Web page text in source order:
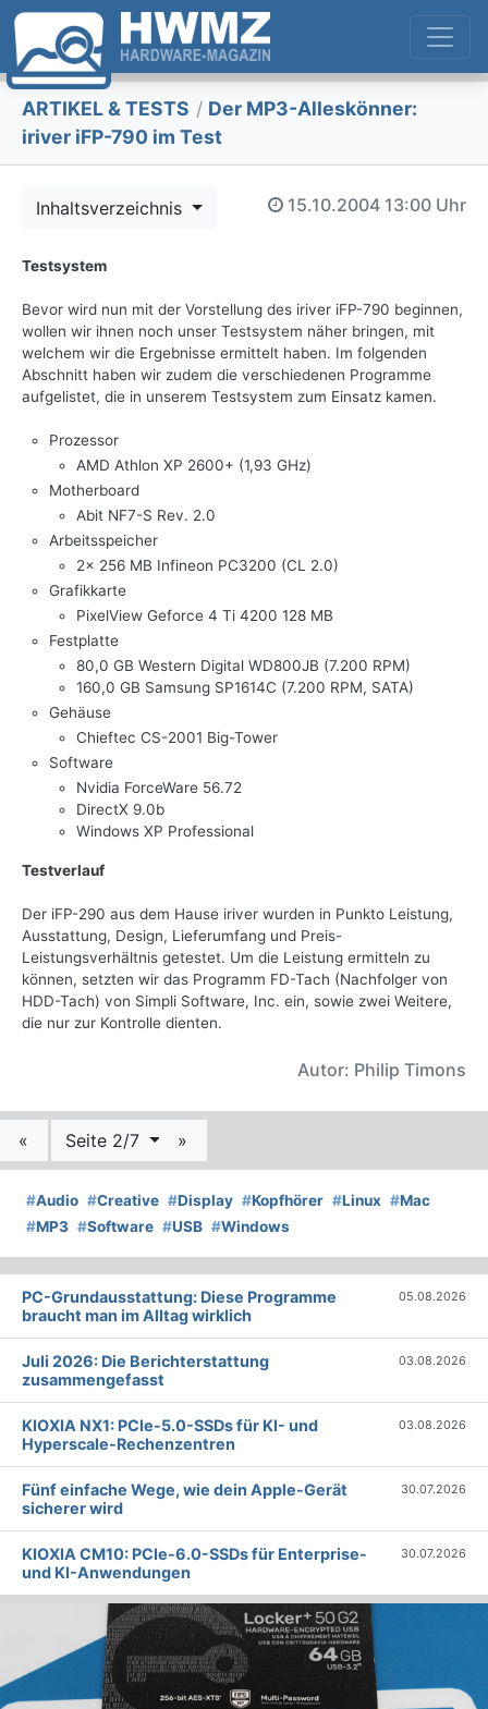
ARTIKEL & TESTS / Der MP3-Alleskönner:
iriver iFP-790 im Test
Inhaltsverzeichnis 15.10.2004 13:00 Uhr
Testsystem
Bevor wird nun mit der Vorstellung des iriver iFP-790 beginnen,
wollen wir ihnen noch unser Testsystem näher bringen, mit
welchem wir die Ergebnisse ermittelt haben. Im folgenden
Abschnitt haben wir zudem die verschiedenen Programme
aufgelistet, die in unserem Testsystem zum Einsatz kamen.
Prozessor
AMD Athlon XP 2600+ (1,93 GHz)
Motherboard
Abit NF7-S Rev. 2.0
Arbeitsspeicher
2x 256 MB Infineon PC3200 (CL 2.0)
Grafikkarte
PixelView Geforce 4 Ti 4200 128 MB
Festplatte
80,0 GB Western Digital WD800JB (7.200 RPM)
160,0 GB Samsung SP1614C (7.200 RPM, SATA)
Gehäuse
Chieftec CS-2001 Big-Tower
Software
Nvidia ForceWare 56.72
DirectX 9.0b
Windows XP Professional
Testverlauf
Der iFP-290 aus dem Hause iriver wurden in Punkto Leistung,
Ausstattung, Design, Lieferumfang und Preis-
Leistungsverhältnis getestet. Um die Leistung ermitteln zu
können, setzten wir das Programm FD-Tach (Nachfolger von
HDD-Tach) von Simpli Software, Inc. ein, sowie zwei Weitere,
die nur zur Kontrolle dienten.
Autor: Philip Timons
« Seite 2/7 »
#Audio #Creative #Display #Kopfhörer #Linux #Mac
#MP3 #Software #USB #Windows
PC-Grundausstattung: Diese Programme
braucht man im Alltag wirklich
05.08.2026
Juli 2026: Die Bericht­erstattung
zusammengefasst
03.08.2026
KIOXIA NX1: PCIe-5.0-SSDs für KI- und
Hyperscale-Rechenzentren
03.08.2026
Fünf einfache Wege, wie dein Apple-Gerät
sicherer wird
30.07.2026
KIOXIA CM10: PCIe-6.0-SSDs für Enterprise-
und KI-Anwendungen
30.07.2026